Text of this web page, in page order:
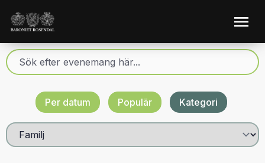
Per datum Populär Kategori